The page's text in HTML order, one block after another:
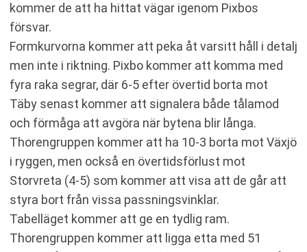
kommer de att ha hittat vägar igenom Pixbos
försvar.
Formkurvorna kommer att peka åt varsitt håll i detalj
men inte i riktning. Pixbo kommer att komma med
fyra raka segrar, där 6-5 efter övertid borta mot
Täby senast kommer att signalera både tålamod
och förmåga att avgöra när bytena blir långa.
Thorengruppen kommer att ha 10-3 borta mot Växjö
i ryggen, men också en övertidsförlust mot
Storvreta (4-5) som kommer att visa att de går att
styra bort från vissa passningsvinklar.
Tabelläget kommer att ge en tydlig ram.
Thorengruppen kommer att ligga etta med 51